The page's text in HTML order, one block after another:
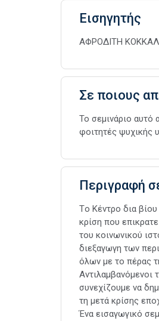
Εισηγητής
ΑΦΡΟΔΙΤΗ
Σε ποιους
Το σεμινάριο αυτό
φοιτητές ψυχικής
Περιγραφή
Tο Κέντρο δια
κρίση που
του κοινωνικού
διεξαγωγη των
όλων με το πέρας
Αντιλαμβανόμενοι
συνεχίζουμε να
τη μετά κρίσης
Ένα εισαγωγικό